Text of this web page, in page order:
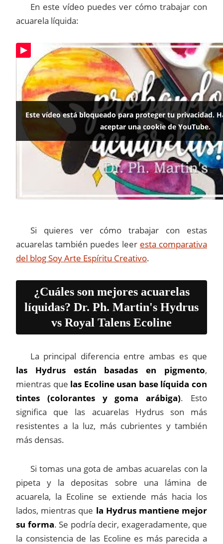
En este vídeo puedes ver cómo trabajar con
acuarela líquida:
Este vídeo está bloqueado para proteger tu privacidad.
aceptar una cookie de YouTube.
Si quieres ver cómo trabajar con estas
acuarelas también puedes leer esta comparativa
del blog Soy Arte Espíritu Creativo.
¿Cuáles son mejores acuarelas
líquidas? Dr. Ph. Martin's Hydrus
vs Royal Talens Ecoline
La principal diferencia entre ambas es que
las Hydrus están basadas en pigmento,
mientras que las Ecoline usan base líquida con
tintes (colorantes y goma arábiga). Esto
significa que las acuarelas Hydrus son más
resistentes a la luz, más cubrientes y también
más densas.
Si tomas una gota de ambas acuarelas con la
pipeta y la depositas sobre una lámina de
acuarela, la Ecoline se extiende más hacia los
lados, mientras que la Hydrus mantiene mejor
su forma. Se podría decir, exageradamente, que
la consistencia de las Ecoline es más parecida a